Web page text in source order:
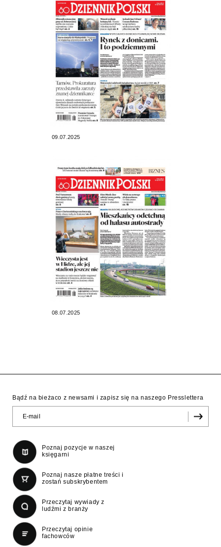
09.07.2025
08.07.2025
Bądź na bieżaco z newsami i zapisz się na naszego Presslettera
Poznaj pozycje w naszej
księgarni
Poznaj nasze płatne treści i
zostań subskrybentem
Przeczytaj wywiady z
ludźmi z branży
Przeczytaj opinie
fachowców